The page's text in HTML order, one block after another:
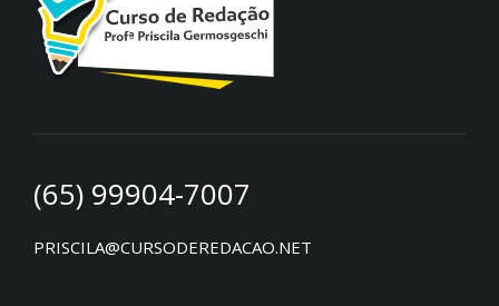
(65) 99904-7007
PRISCILA@CURSODEREDACAO.NET